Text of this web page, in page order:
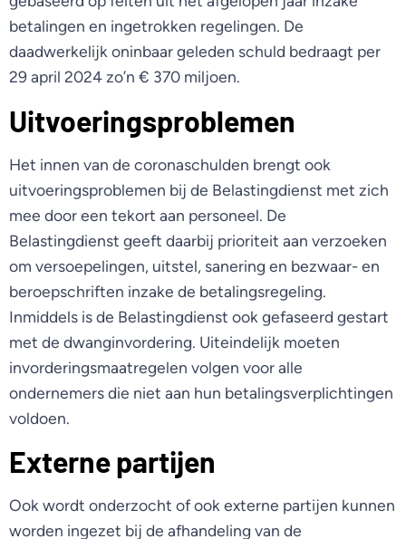
betalingen en ingetrokken regelingen. De
daadwerkelijk oninbaar geleden schuld bedraagt per
29 april 2024 zo’n € 370 miljoen.
Uitvoeringsproblemen
Het innen van de coronaschulden brengt ook
uitvoeringsproblemen bij de Belastingdienst met zich
mee door een tekort aan personeel. De
Belastingdienst geeft daarbij prioriteit aan verzoeken
om versoepelingen, uitstel, sanering en bezwaar- en
beroepschriften inzake de betalingsregeling.
Inmiddels is de Belastingdienst ook gefaseerd gestart
met de dwanginvordering. Uiteindelijk moeten
invorderingsmaatregelen volgen voor alle
ondernemers die niet aan hun betalingsverplichtingen
voldoen.
Externe partijen
Ook wordt onderzocht of ook externe partijen kunnen
worden ingezet bij de afhandeling van de